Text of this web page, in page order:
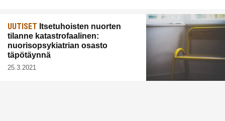
UUTISET Itsetuhoisten nuorten
tilanne katastrofaalinen:
nuorisopsykiatrian osasto
täpötäynnä
25.3.2021